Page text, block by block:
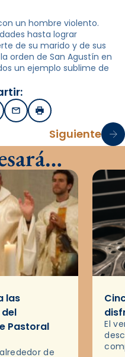
un hombre violento.
hasta lograr
de su marido y de sus
orden de San Agustín en
un ejemplo sublime de
EmailImprimir
Siguiente
las
Pastoral
de
El